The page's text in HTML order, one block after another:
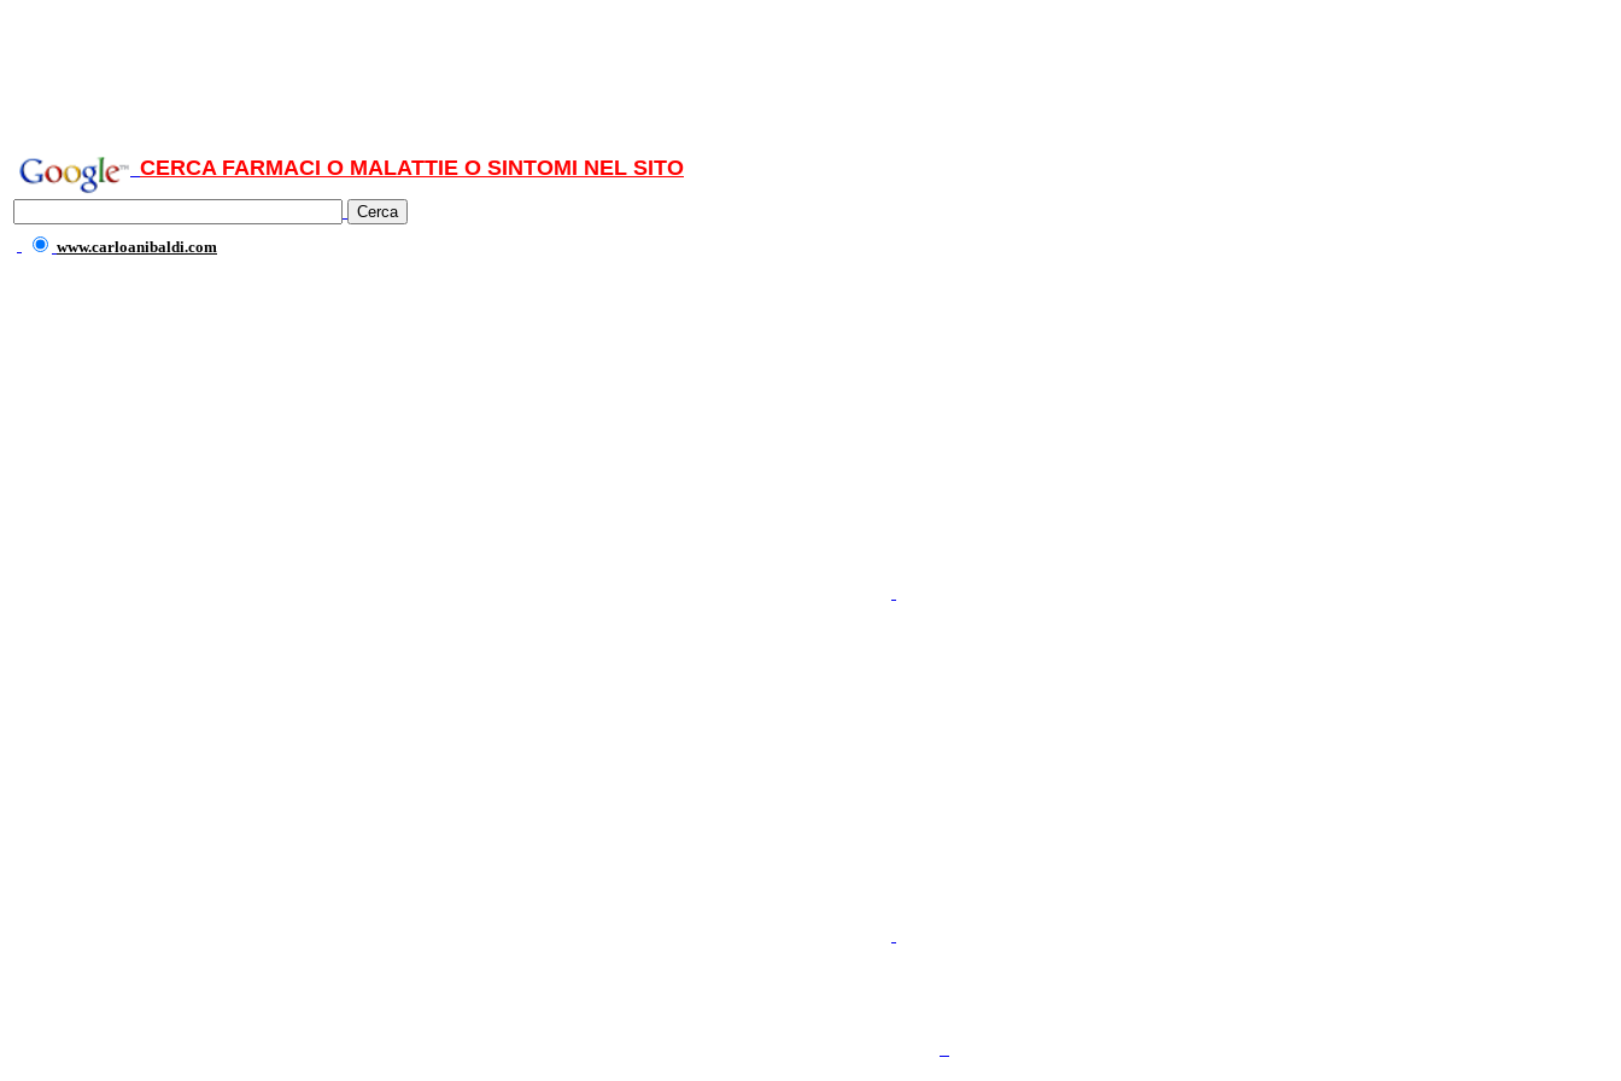
CERCA FARMACI O MALATTIE O SINTOMI NEL SITO
www.carloanibaldi.com